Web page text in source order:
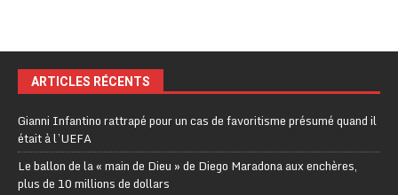
ARTICLES RÉCENTS
Gianni Infantino rattrapé pour un cas de favoritisme présumé quand il
était à l’UEFA
Le ballon de la « main de Dieu » de Diego Maradona aux enchères,
plus de 10 millions de dollars